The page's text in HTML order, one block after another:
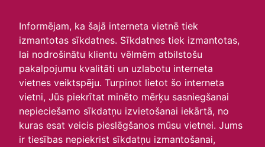
Informējam, ka šajā interneta vietnē tiek
izmantotas sīkdatnes. Sīkdatnes tiek izmantotas,
lai nodrošinātu klientu vēlmēm atbilstošu
pakalpojumu kvalitāti un uzlabotu interneta
vietnes veiktspēju. Turpinot lietot šo interneta
vietni, Jūs piekrītat minēto mērķu sasniegšanai
nepieciešamo sīkdatņu izvietošanai iekārtā, no
kuras esat veicis pieslēgšanos mūsu vietnei. Jums
ir tiesības nepiekrist sīkdatņu izmantošanai,
Skats :
Aktuālie
Šodien Šonedēļ
Šomēnes
Arhīvs